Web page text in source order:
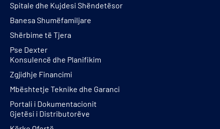
Spitale dhe Kujdesi Shëndetësor
Banesa Shumëfamiljare
Shërbime të Tjera
Pse Dexter
Konsulencë dhe Planifikim
Zgjidhje Financimi
Mbështetje Teknike dhe Garanci
Portali i Dokumentacionit
Gjetësi i Distributorëve